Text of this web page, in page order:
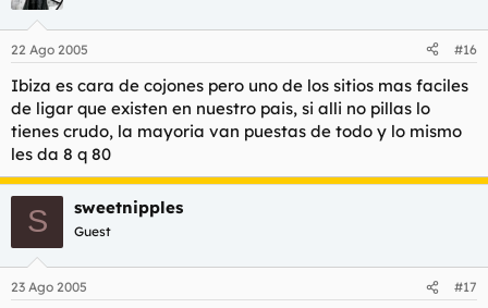
22 Ago 2005 #16
Ibiza es cara de cojones pero uno de los sitios mas faciles
de ligar que existen en nuestro pais, si alli no pillas lo
tienes crudo, la mayoria van puestas de todo y lo mismo
les da 8 q 80
S sweetnipples
Guest
23 Ago 2005 #17